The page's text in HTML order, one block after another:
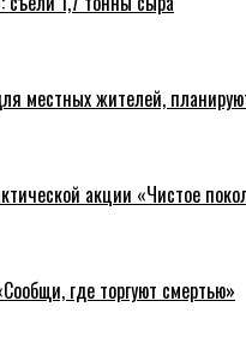
местных жителей,
акции «Чистое
где торгуют смертью»